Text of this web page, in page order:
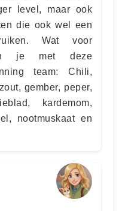
level, maar ook
die ook wel een
Wat voor
je met deze
team: Chili,
gember, peper,
kardemom,
nootmuskaat en